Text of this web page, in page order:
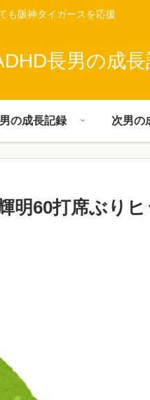
も阪神タイガースを応援
長男の成
の成長記録 次男の
明60打席ぶりヒ